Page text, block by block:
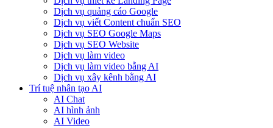
Dịch vụ quảng cáo Google
Dịch vụ viết Content chuẩn SEO
Dịch vụ SEO Google Maps
Dịch vụ SEO Website
Dịch vụ làm video
Dịch vụ làm video bằng AI
Dịch vụ xây kênh bằng AI
Trí tuệ nhân tạo AI
AI Chat
AI hình ảnh
AI Video